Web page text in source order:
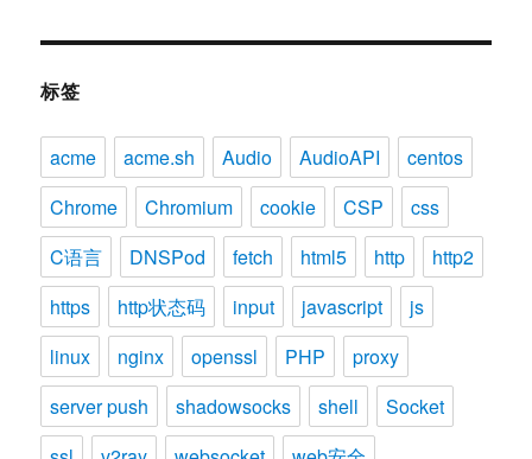
标签
acme acme.sh Audio AudioAPI
centos
Chrome
Chromium cookie CSP
css
C语言
DNSPod fetch html5 http
http2
https
http状态码 input javascript
js
linux
nginx openssl PHP
proxy
server push
shadowsocks shell
Socket